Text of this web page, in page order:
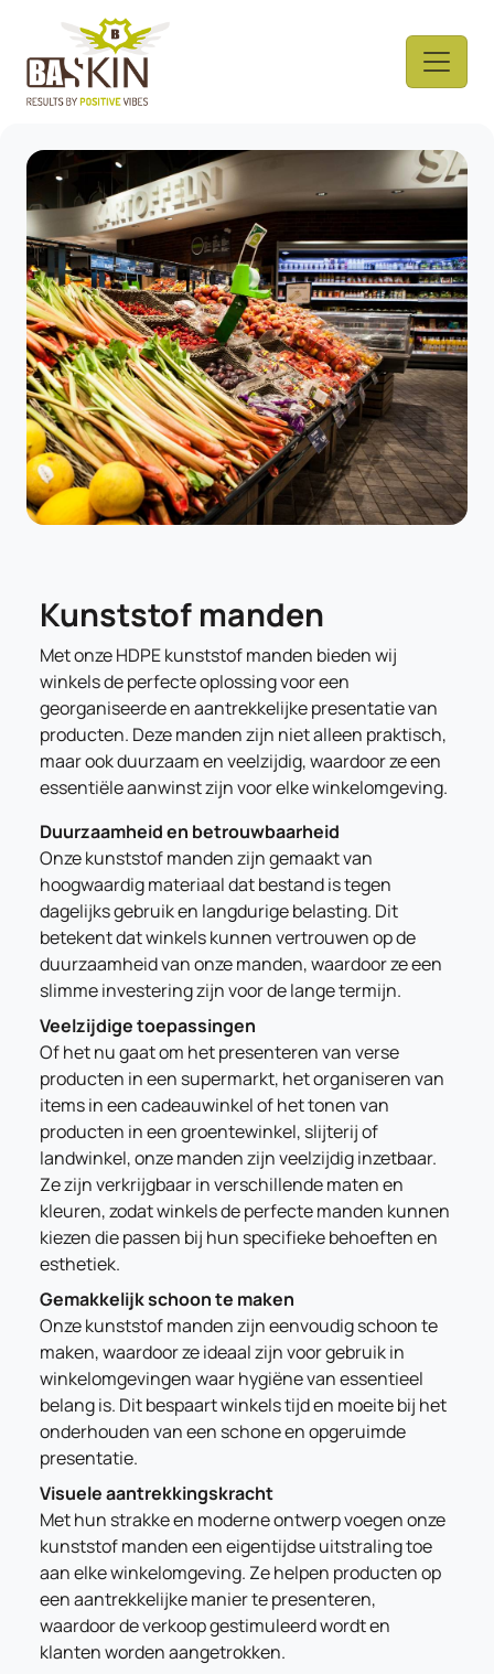
Kunststof manden
Met onze HDPE kunststof manden bieden wij
winkels de perfecte oplossing voor een
georganiseerde en aantrekkelijke presentatie van
producten. Deze manden zijn niet alleen praktisch,
maar ook duurzaam en veelzijdig, waardoor ze een
essentiële aanwinst zijn voor elke winkelomgeving.
Duurzaamheid en betrouwbaarheid
Onze kunststof manden zijn gemaakt van
hoogwaardig materiaal dat bestand is tegen
dagelijks gebruik en langdurige belasting. Dit
betekent dat winkels kunnen vertrouwen op de
duurzaamheid van onze manden, waardoor ze een
slimme investering zijn voor de lange termijn.
Veelzijdige toepassingen
Of het nu gaat om het presenteren van verse
producten in een supermarkt, het organiseren van
items in een cadeauwinkel of het tonen van
producten in een groentewinkel, slijterij of
landwinkel, onze manden zijn veelzijdig inzetbaar.
Ze zijn verkrijgbaar in verschillende maten en
kleuren, zodat winkels de perfecte manden kunnen
kiezen die passen bij hun specifieke behoeften en
esthetiek.
Gemakkelijk schoon te maken
Onze kunststof manden zijn eenvoudig schoon te
maken, waardoor ze ideaal zijn voor gebruik in
winkelomgevingen waar hygiëne van essentieel
belang is. Dit bespaart winkels tijd en moeite bij het
onderhouden van een schone en opgeruimde
presentatie.
Visuele aantrekkingskracht
Met hun strakke en moderne ontwerp voegen onze
kunststof manden een eigentijdse uitstraling toe
aan elke winkelomgeving. Ze helpen producten op
een aantrekkelijke manier te presenteren,
waardoor de verkoop gestimuleerd wordt en
klanten worden aangetrokken.